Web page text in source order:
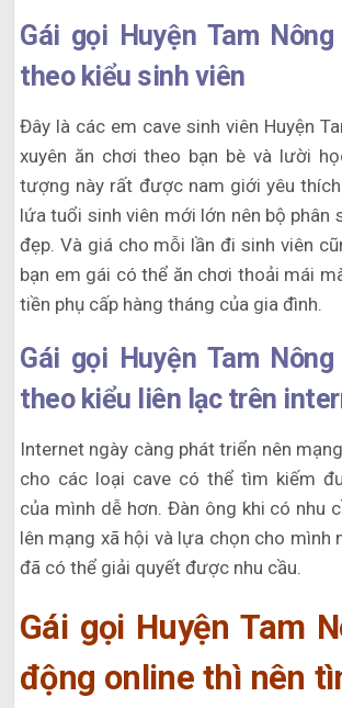
Gái gọi Huyện Tam
theo kiểu sinh viên
Đây là các em cave sinh viên Huyện
xuyên ăn chơi theo bạn bè và lười
tượng này rất được nam giới yêu
lứa tuổi sinh viên mới lớn nên bộ phân
đẹp. Và giá cho mỗi lần đi sinh viên
bạn em gái có thể ăn chơi thoải mái
tiền phụ cấp hàng tháng của gia đình.
Gái gọi Huyện Tam
theo kiểu liên lạc trên
Internet ngày càng phát triển nên
cho các loại cave có thể tìm kiếm
của mình dễ hơn. Đàn ông khi có nhu
lên mạng xã hội và lựa chọn cho mình
đã có thể giải quyết được nhu cầu.
Gái gọi Huyện Tam
động online thì nên